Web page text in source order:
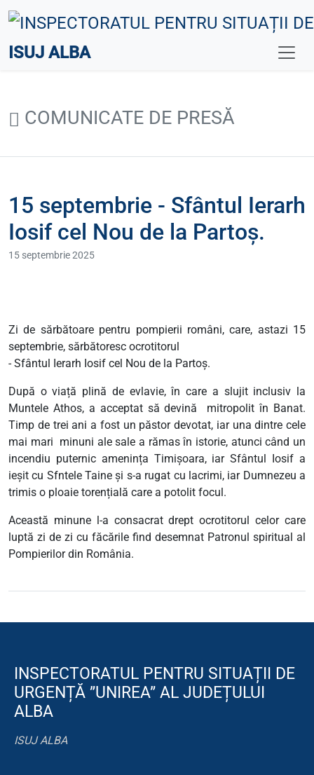
ISUJ ALBA
COMUNICATE DE PRESĂ
15 septembrie - Sfântul Ierarh
Iosif cel Nou de la Partoș.
15 septembrie 2025
Zi de sărbătoare pentru pompierii români, care, astazi 15
septembrie, sărbătoresc ocrotitorul
- Sfântul Ierarh Iosif cel Nou de la Partoș.
După o viață plină de evlavie, în care a slujit inclusiv la
Muntele Athos, a acceptat să devină mitropolit în Banat.
Timp de trei ani a fost un păstor devotat, iar una dintre cele
mai mari minuni ale sale a rămas în istorie, atunci când un
incendiu puternic amenința Timișoara, iar Sfântul Iosif a
ieșit cu Sfntele Taine și s-a rugat cu lacrimi, iar Dumnezeu a
trimis o ploaie torențială care a potolit focul.
Această minune l-a consacrat drept ocrotitorul celor care
luptă zi de zi cu făcările find desemnat Patronul spiritual al
Pompierilor din România.
INSPECTORATUL PENTRU SITUAȚII DE
URGENȚĂ ”UNIREA” AL JUDEȚULUI
ALBA
ISUJ ALBA